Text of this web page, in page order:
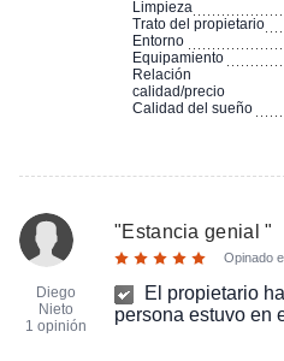
Limpieza
Trato del propietario
Entorno
Equipamiento
Relación
calidad/precio
Calidad del sueño
Diego
Nieto
1 opinión
"Estancia genial"
Opinado
El propietario
persona estuvo en